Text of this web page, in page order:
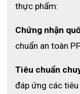
Thông số kỹ thuật
● Thương hiệu: PIP
● Xuất xứ: Thái Lan
● Loại sản phẩm:
chất
thực phẩm:
Chứng nhận
chuẩn an toàn
Tiêu chuẩn
đáp ứng các